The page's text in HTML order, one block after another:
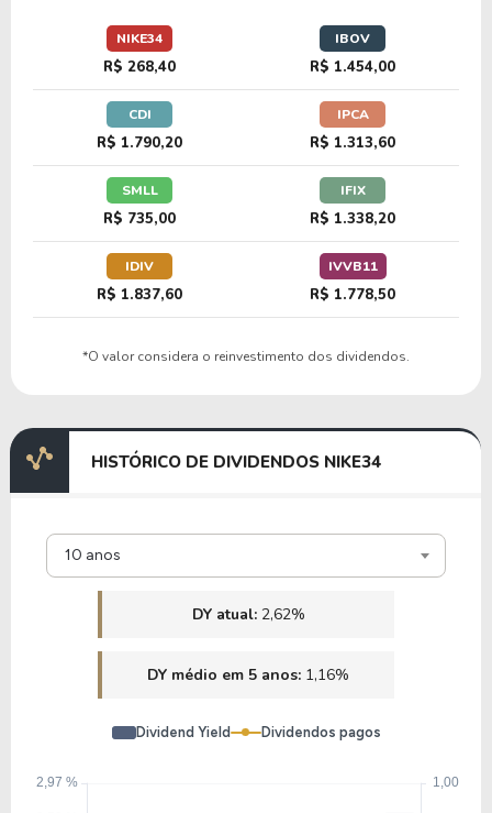
46,74 97,13%
12,21 7,12%
32,66 1,25 3,83% 0,00%
NIKE34
R$ 268,40
IBOV
R$ 1.454,00
CDI
R$ 1.790,20
IPCA
R$ 1.313,60
SMLL
R$ 735,00
IFIX
R$ 1.338,20
IDIV
R$ 1.837,60
IVVB11
R$ 1.778,50
*O valor considera o reinvestimento dos dividendos.
HISTÓRICO DE DIVIDENDOS NIKE34
10 anos
DY atual: 2,62%
DY médio em 5 anos: 1,16%
Dividend Yield Dividendos pagos